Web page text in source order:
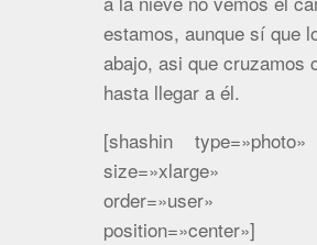
estamos, aunque sí que
abajo, asi que cruzamos
hasta llegar a él.
[shashin type=»photo»
size=»xlarge»
order=»user»
position=»center»]